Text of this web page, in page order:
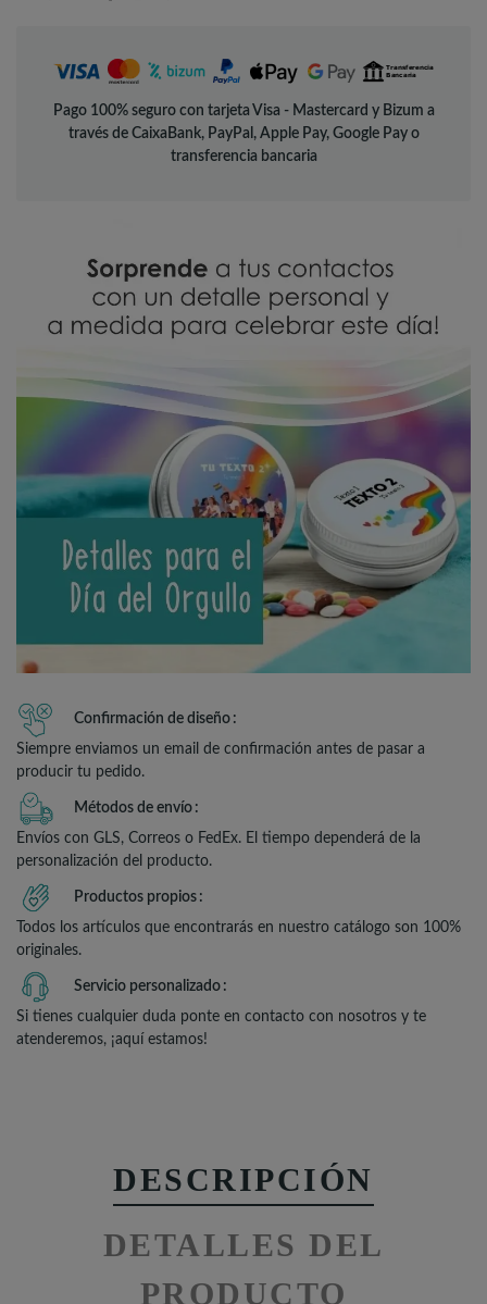
Pago 100% seguro con tarjeta Visa - Mastercard y Bizum a
través de CaixaBank, PayPal, Apple Pay, Google Pay o
transferencia bancaria
Confirmación de diseño
Siempre enviamos un email de confirmación antes de pasar a
producir tu pedido.
Métodos de envío
Envíos con GLS, Correos o FedEx. El tiempo dependerá de la
personalización del producto.
Productos propios
Todos los artículos que encontrarás en nuestro catálogo son 100%
originales.
Servicio personalizado
Si tienes cualquier duda ponte en contacto con nosotros y te
atenderemos, ¡aquí estamos!
DESCRIPCIÓN
DETALLES DEL
PRODUCTO